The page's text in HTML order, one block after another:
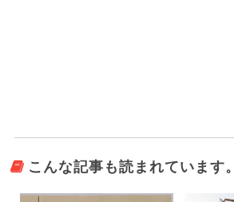
こんな記事も読まれています。